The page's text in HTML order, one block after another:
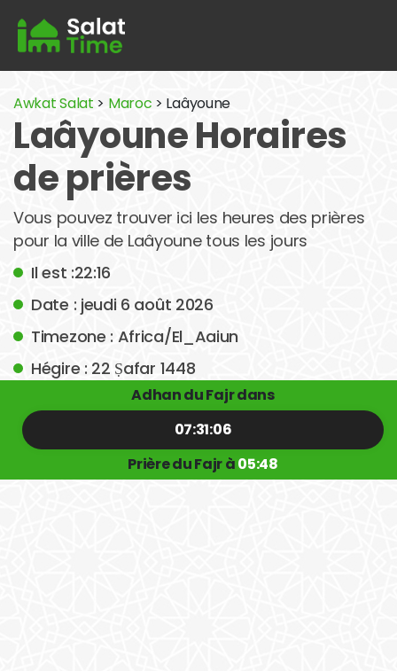
Awkat Salat > Maroc > Laâyoune
Laâyoune Horaires
de prières
Vous pouvez trouver ici les heures des prières
pour la ville de Laâyoune tous les jours
Il est :22:16
Date : jeudi 6 août 2026
Timezone : Africa/El_Aaiun
Hégire : 22 Ṣafar 1448
Adhan du Fajr dans
07:31:05
Prière du Fajr à05:48